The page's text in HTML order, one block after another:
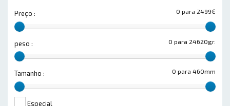
0 para 2499€
Preço :
0 para 24620gr.
peso :
0 para 460mm
Tamanho :
Especial